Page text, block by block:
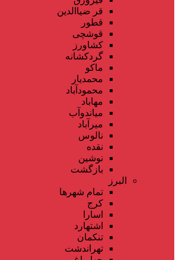
قر ضیاالدین
قطور
قوشچی
کشاورز
گردکشانه
ماکو
محمدیار
محمودآباد
مهاباد
میاندوآب
میرآباد
نالوس
نقده
نوشین
بازگشت
البرز
تمام شهر‌ها
کرج
اسارا
اشتهارد
تنکمان
تهراندشت